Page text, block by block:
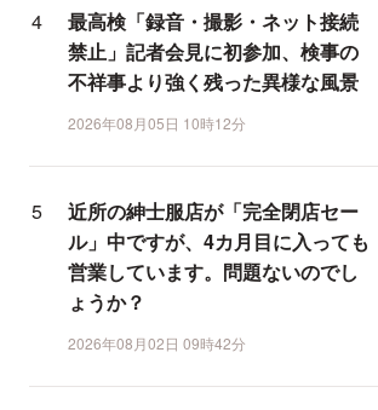
最高検「録音・撮影・ネット接続
禁止」記者会見に初参加、検事の
不祥事より強く残った異様な風景
2026年08月05日 10時12分
近所の紳士服店が「完全閉店セー
ル」中ですが、4カ月目に入っても
営業しています。問題ないのでし
ょうか？
2026年08月02日 09時42分